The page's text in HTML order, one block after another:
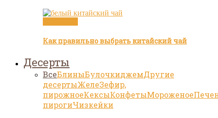
Как правильно выбрать китайский чай
Десерты
ВсеБлиныБулочкиджемДругие
десертыЖелеЗефир,
пирожноеКексыКонфетыМороженое
пирогиЧизкейки